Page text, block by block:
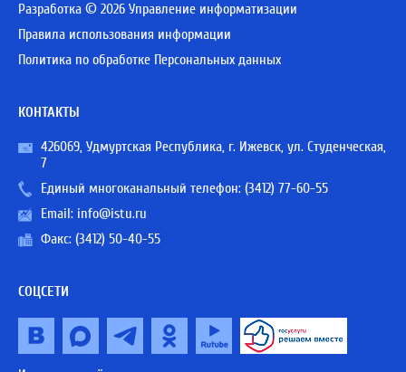
Разработка © 2026 Управление информатизации
Правила использования информации
Политика по обработке Персональных данных
КОНТАКТЫ
426069, Удмуртская Республика, г. Ижевск, ул. Студенческая,
7
Единый многоканальный телефон: (3412) 77-60-55
Email: info@istu.ru
Факс: (3412) 50-40-55
СОЦСЕТИ